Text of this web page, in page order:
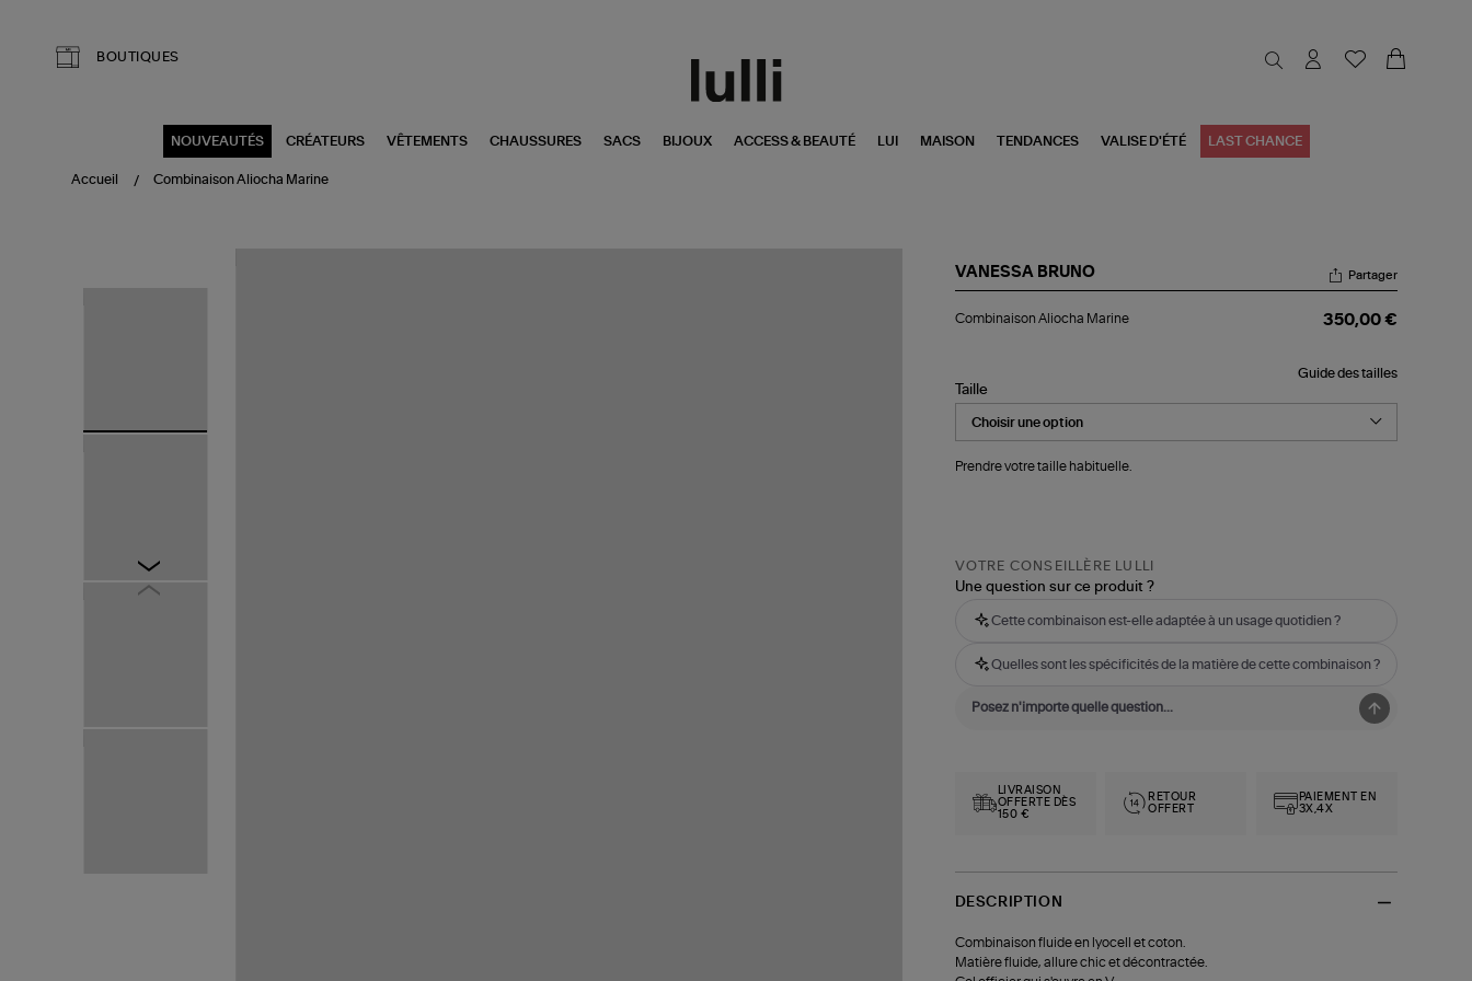
BOUTIQUES
NOUVEAUTÉS CRÉATEURS VÊTEMENTS CHAUSSURES SACS BIJOUX ACCESS & BEAUTÉ LUI MAISON TENDANCES VALISE D'ÉTÉ LAST CHANCE
Accueil Combinaison Aliocha Marine
VANESSA BRUNO
Aliocha
Partager
Combinaison Aliocha Marine 350,00 €
Guide des tailles
Taille
Prendre votre taille habituelle.
VOTRE CONSEILLÈRE LULLI
Une question sur ce produit ?
Cette combinaison est-elle adaptée à un usage quotidien ?
Quelles sont les spécificités de la matière de cette combinaison ?
LIVRAISON
OFFERTE DÈS
150 €
RETOUR
OFFERT
PAIEMENT EN
3X,4X
DESCRIPTION
Combinaison fluide en lyocell et coton.
Matière fluide, allure chic et décontractée.